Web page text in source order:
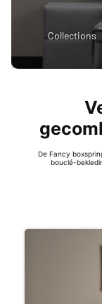
Collections
De Fancy
bouclé-